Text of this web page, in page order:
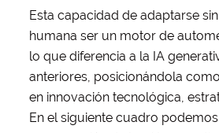
Esta capacidad de adaptarse
humana ser un motor de
lo que diferencia a la IA
anteriores, posicionándola
en innovación tecnológica,
En el siguiente cuadro